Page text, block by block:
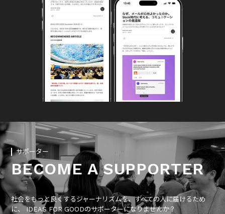
サポーター
BECOME A SUPPORTER
社会をもっと良くするジャーナリズムを、すべての人に届けるため
に、 IDEAS FOR GOODのサポーターになりませんか？